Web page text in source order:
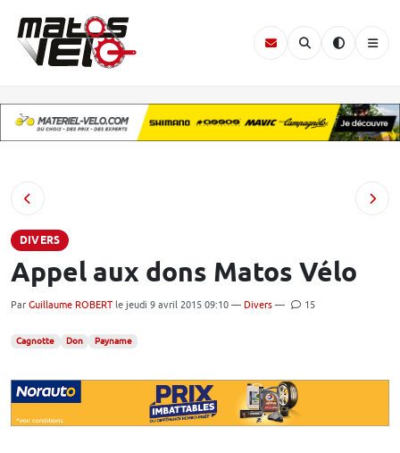
DIVERS
Appel aux dons Matos Vélo
Par Guillaume ROBERT le jeudi 9 avril 2015 09:10 — Divers — 15
Cagnotte Don Payname